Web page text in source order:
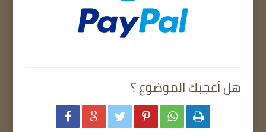
هل أعجبك الموضوع ؟
     